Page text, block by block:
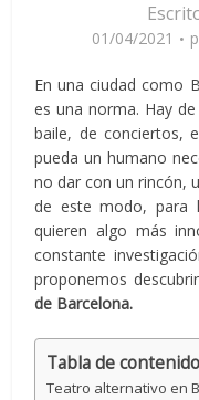
01/04/2021
En una ciudad como
es una norma. Hay
baile, de conciertos,
pueda un humano
no dar con un rincón,
de este modo, para
quieren algo más
constante
proponemos
de Barcelona.
Tabla de
Teatro alternativo en